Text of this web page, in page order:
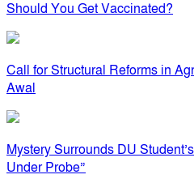
Should You Get Vaccinated?
Call for Structural Reforms in
Awal
Mystery Surrounds DU
Under Probe”